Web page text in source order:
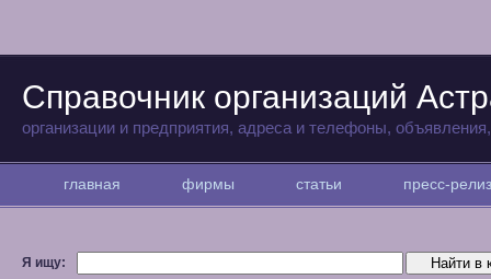
Справочник организаций
организации и предприятия, адреса и телефоны,
главная фирмы статьи пресс-
Я ищу: